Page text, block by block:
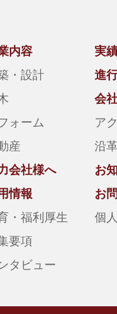
内容
・設計
ォーム
産
実
進
会
ア
沿
会社様へ
情報
・福利厚生
要項
タビュー
お
お
個